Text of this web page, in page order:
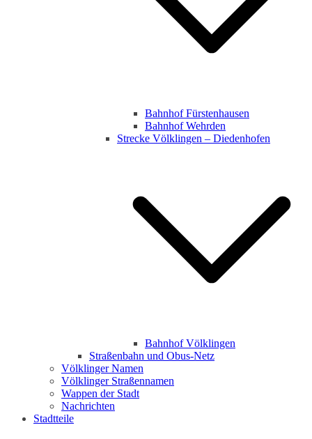
Bahnhof Fürstenhausen
Bahnhof Wehrden
Strecke Völklingen – Diedenhofen
Bahnhof Völklingen
Straßenbahn und Obus-Netz
Völklinger Namen
Völklinger Straßennamen
Wappen der Stadt
Nachrichten
Stadtteile